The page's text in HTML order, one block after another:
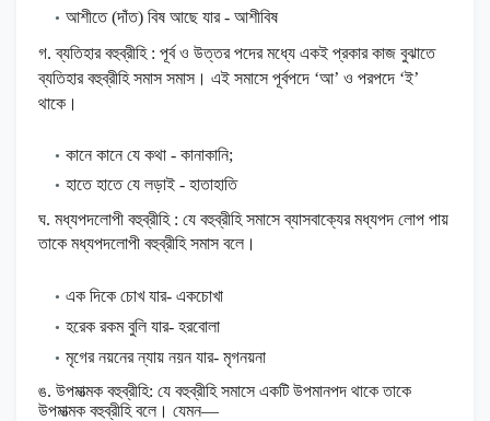
আশীতে (দাঁত) বিষ আছে যার - আশীবিষ
গ. ব্যতিহার বহুব্রীহি : পূর্ব ও উত্তর পদের মধ্যে একই প্রকার কাজ বুঝাতে
ব্যতিহার বহুব্রীহি সমাস সমাস। এই সমাসে পূর্বপদে ‘আ’ ও পরপদে ‘ই’
থাকে।
কানে কানে যে কথা - কানাকানি;
হাতে হাতে যে লড়াই - হাতাহাতি
ঘ. মধ্যপদলোপী বহুব্রীহি : যে বহুব্রীহি সমাসে ব্যাসবাক্যের মধ্যপদ লোপ পায়
তাকে মধ্যপদলোপী বহুব্রীহি সমাস বলে।
এক দিকে চোখ যার- একচোখা
হরেক রকম বুলি যার- হরবোলা
মৃগের নয়নের ন্যায় নয়ন যার- মৃগনয়না
ঙ. উপমাত্মক বহুব্রীহি: যে বহুব্রীহি সমাসে একটি উপমানপদ থাকে তাকে
উপমাত্মক বহুব্রীহি বলে। যেমন—